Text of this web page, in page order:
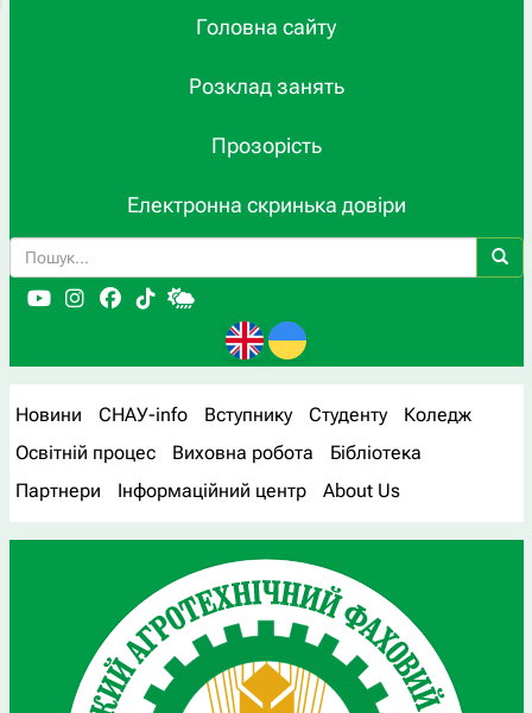
Головна сайту
Розклад занять
Прозорість
Електронна скринька довіри
Новини СНАУ-info Вступнику Студенту
Коледж
Освітній процес
Виховна робота
Бібліотека
Партнери
Інформаційний центр About Us